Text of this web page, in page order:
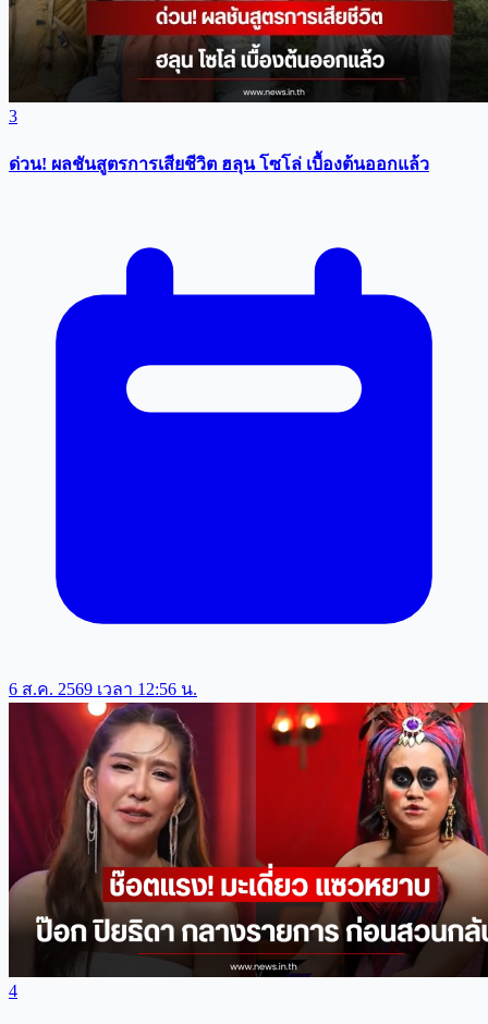
3
ด่วน! ผลชันสูตรการเสียชีวิต ฮลุน โซโล่ เบื้องต้นออกแล้ว
6 ส.ค. 2569 เวลา 12:56 น.
4